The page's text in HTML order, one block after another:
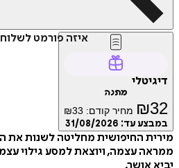
איזה פורמט
דיגיטלי
מתנה
₪32 מחיר קודם: ₪33
במבצע עד: 31/08/2026
מירית החיפושית מחליטה לשנות את
ממראה עצמה, ויוצאת למסע גילוי